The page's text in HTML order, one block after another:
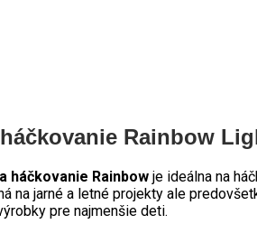
Rainbow
háčkovanie Rainbow je ideálna na
na jarné a letné projekty ale
pre najmenšie deti.